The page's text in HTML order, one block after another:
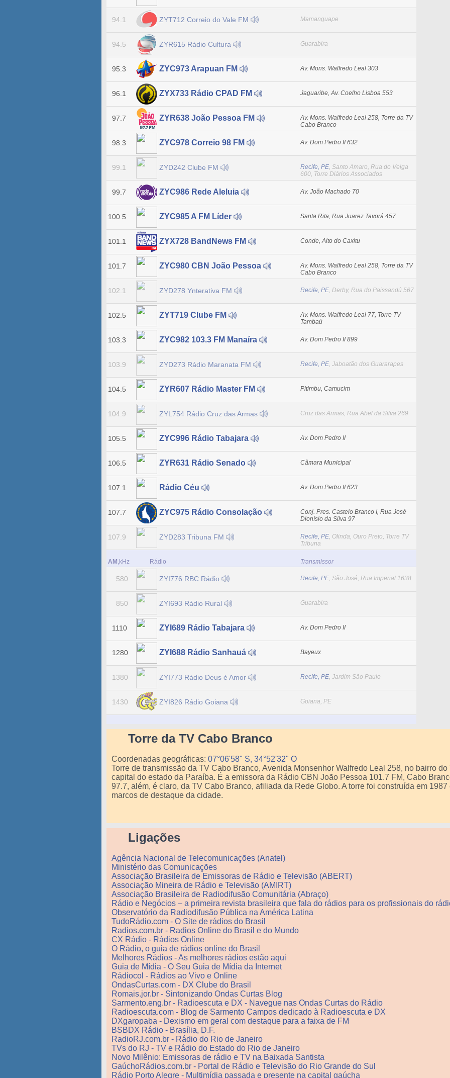
94.1 ZYT712 Correio do Vale FM Mamanguape
94.5 ZYR615 Rádio Cultura Guarabira
95.3 ZYC973 Arapuan FM Av. Mons. Walfredo Leal 303
96.1 ZYX733 Rádio CPAD FM Jaguaribe, Av. Coelho Lisboa 553
97.7 ZYR638 João Pessoa FM
Av. Mons. Walfredo Leal 258, Torre da TV
Cabo Branco
98.3 ZYC978 Correio 98 FM Av. Dom Pedro II 632
99.1 ZYD242 Clube FM Recife, PE, Santo Amaro, Rua do Veiga
600, Torre Diários Associados
99.7 ZYC986 Rede Aleluia Av. João Machado 70
100.5 ZYC985 A FM Líder Santa Rita, Rua Juarez Tavorá 457
101.1 ZYX728 BandNews FM Conde, Alto do Caxitu
101.7 ZYC980 CBN João Pessoa
Av. Mons. Walfredo Leal 258, Torre da TV
Cabo Branco
102.1 ZYD278 Ynterativa FM Recife, PE, Derby, Rua do Paissandú 567
102.5 ZYT719 Clube FM
Av. Mons. Walfredo Leal 77, Torre TV
Tambaú
103.3 ZYC982 103.3 FM Manaíra Av. Dom Pedro II 899
103.9 ZYD273 Rádio Maranata FM Recife, PE, Jaboatão dos Guararapes
104.5 ZYR607 Rádio Master FM Pitimbu, Camucim
104.9 ZYL754 Rádio Cruz das Armas Cruz das Armas, Rua Abel da Silva 269
105.5 ZYC996 Rádio Tabajara Av. Dom Pedro II
106.5 ZYR631 Rádio Senado Câmara Municipal
107.1 Rádio Céu Av. Dom Pedro II 623
107.7 ZYC975 Rádio Consolação
Conj. Pres. Castelo Branco I, Rua José
Dionísio da Silva 97
107.9 ZYD283 Tribuna FM Recife, PE, Olinda, Ouro Preto, Torre TV
Tribuna
AM ,kHz Rádio Transmissor
580 ZYI776 RBC Rádio Recife, PE, São José, Rua Imperial 1638
850 ZYI693 Rádio Rural Guarabira
1110 ZYI689 Rádio Tabajara Av. Dom Pedro II
1280 ZYI688 Rádio Sanhauá Bayeux
1380 ZYI773 Rádio Deus é Amor Recife, PE, Jardim São Paulo
1430 ZYI826 Rádio Goiana Goiana, PE
Torre da TV Cabo Branco
Coordenadas geográficas: 07°06'58" S, 34°52'32" O
Torre de transmissão da TV Cabo Branco, Avenida Monsenhor Walfredo Leal 258, no bairro
capital do estado da Paraíba. É a emissora da Rádio CBN João Pessoa 101.7 FM, Cabo
97.7, além, é claro, da TV Cabo Branco, afiliada da Rede Globo. A torre foi construída em
marcos de destaque da cidade.
Ligações
Agência Nacional de Telecomunicações (Anatel)
Ministério das Comunicações
Associação Brasileira de Emissoras de Rádio e Televisão (ABERT)
Associação Mineira de Rádio e Televisão (AMIRT)
Associação Brasileira de Radiodifusão Comunitária (Abraço)
Rádio e Negócios – a primeira revista brasileira que fala do rádios para os profissionais do
Observatório da Radiodifusão Pública na América Latina
TudoRádio.com - O Site de rádios do Brasil
Radios.com.br - Radios Online do Brasil e do Mundo
CX Rádio - Rádios Online
O Rádio, o guia de rádios online do Brasil
Melhores Rádios - As melhores rádios estão aqui
Guia de Mídia - O Seu Guia de Mídia da Internet
Rádiocol - Rádios ao Vivo e Online
OndasCurtas.com - DX Clube do Brasil
Romais.jor.br - Sintonizando Ondas Curtas Blog
Sarmento.eng.br - Radioescuta e DX - Navegue nas Ondas Curtas do Rádio
Radioescuta.com - Blog de Sarmento Campos dedicado à Radioescuta e DX
DXgaropaba - Dexismo em geral com destaque para a faixa de FM
BSBDX Rádio - Brasília, D.F.
RadioRJ.com.br - Rádio do Rio de Janeiro
TVs do RJ - TV e Rádio do Estado do Rio de Janeiro
Novo Milênio: Emissoras de rádio e TV na Baixada Santista
GaúchoRádios.com.br - Portal de Rádio e Televisão do Rio Grande do Sul
Rádio Porto Alegre - Multimídia passada e presente na capital gaúcha